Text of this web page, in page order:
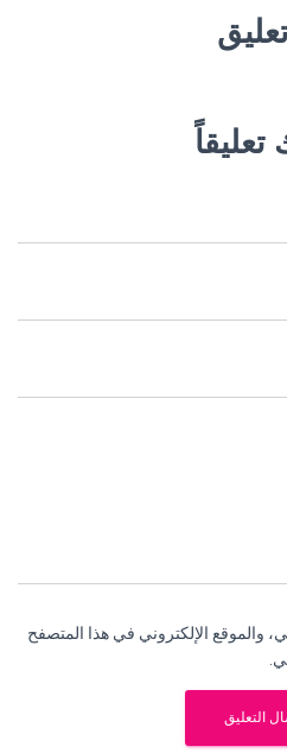
تعليقاً
والموقع الإلكتروني في هذا المتصفح